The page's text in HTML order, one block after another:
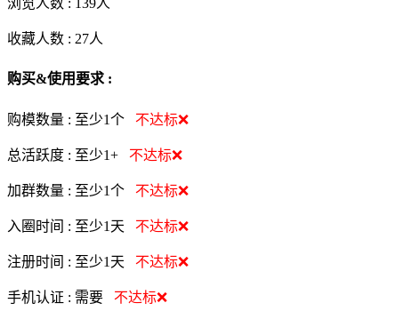
浏览人数 : 139人
收藏人数 : 27人
购买&使用要求 :
购模数量 : 至少1个 不达标❌
总活跃度 : 至少1+ 不达标❌
加群数量 : 至少1个 不达标❌
入圈时间 : 至少1天 不达标❌
注册时间 : 至少1天 不达标❌
手机认证 : 需要 不达标❌